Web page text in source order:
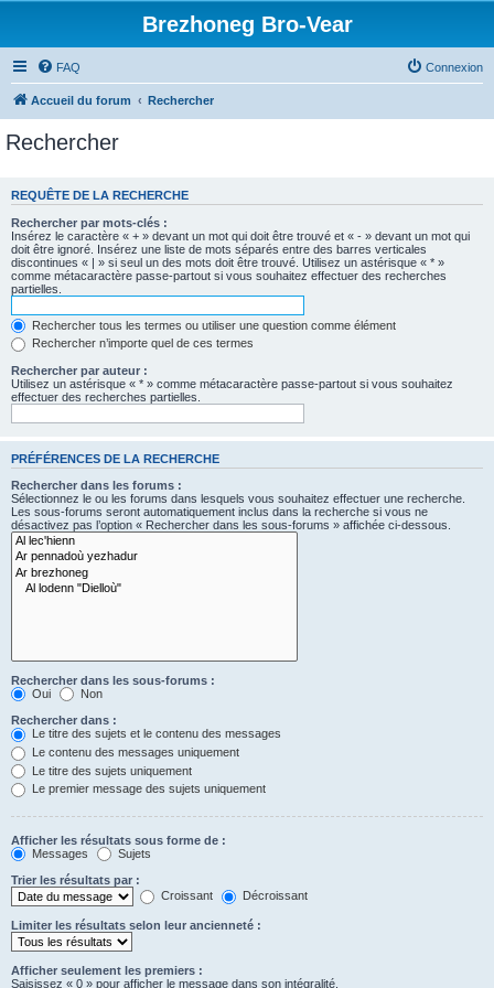
Brezhoneg Bro-Vear
FAQ Connexion
Accueil du forum Rechercher
Rechercher
REQUÊTE DE LA RECHERCHE
Rechercher par mots-clés :
Insérez le caractère « + » devant un mot qui doit être trouvé et « - » devant un mot qui
doit être ignoré. Insérez une liste de mots séparés entre des barres verticales
discontinues « | » si seul un des mots doit être trouvé. Utilisez un astérisque « * »
comme métacaractère passe-partout si vous souhaitez effectuer des recherches
partielles.
Rechercher tous les termes ou utiliser une question comme élément
Rechercher n’importe quel de ces termes
Rechercher par auteur :
Utilisez un astérisque « * » comme métacaractère passe-partout si vous souhaitez
effectuer des recherches partielles.
PRÉFÉRENCES DE LA RECHERCHE
Rechercher dans les forums :
Sélectionnez le ou les forums dans lesquels vous souhaitez effectuer une recherche.
Les sous-forums seront automatiquement inclus dans la recherche si vous ne
désactivez pas l’option « Rechercher dans les sous-forums » affichée ci-dessous.
Rechercher dans les sous-forums :
Oui
Non
Rechercher dans :
Le titre des sujets et le contenu des messages
Le contenu des messages uniquement
Le titre des sujets uniquement
Le premier message des sujets uniquement
Afficher les résultats sous forme de :
Messages
Sujets
Trier les résultats par :
Croissant
Décroissant
Limiter les résultats selon leur ancienneté :
Afficher seulement les premiers :
Saisissez « 0 » pour afficher le message dans son intégralité.